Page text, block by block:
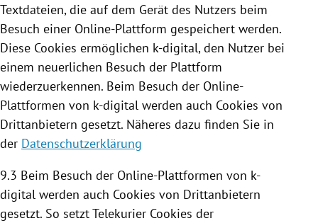
Textdateien, die auf dem Gerät des Nutzers beim
Besuch einer Online-Plattform gespeichert werden.
Diese Cookies ermöglichen k-digital, den Nutzer bei
einem neuerlichen Besuch der Plattform
wiederzuerkennen. Beim Besuch der Online-
Plattformen von k-digital werden auch Cookies von
Drittanbietern gesetzt. Näheres dazu finden Sie in
der Datenschutzerklärung
9.3 Beim Besuch der Online-Plattformen von k-
digital werden auch Cookies von Drittanbietern
gesetzt. So setzt Telekurier Cookies der